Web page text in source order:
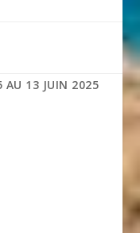
AU 13 JUIN 2025